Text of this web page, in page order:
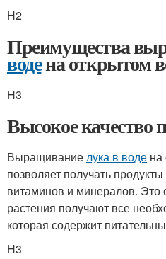
H2
Преимущества
водена открытом
H3
Высокое качество
Выращиваниелука в воде на
позволяет получать
витаминов и минералов. Это
растения получают все
которая содержит
H3